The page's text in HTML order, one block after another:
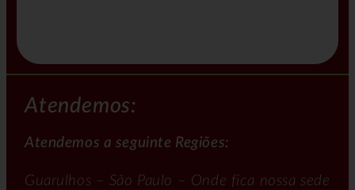
Atendemos:
Atendemos a seguinte Regiões:
Guarulhos – São Paulo – Onde fica nossa sede